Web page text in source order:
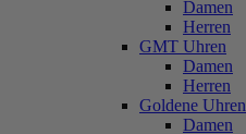
Damen
Herren
GMT Uhren
Damen
Herren
Goldene Uhren
Damen